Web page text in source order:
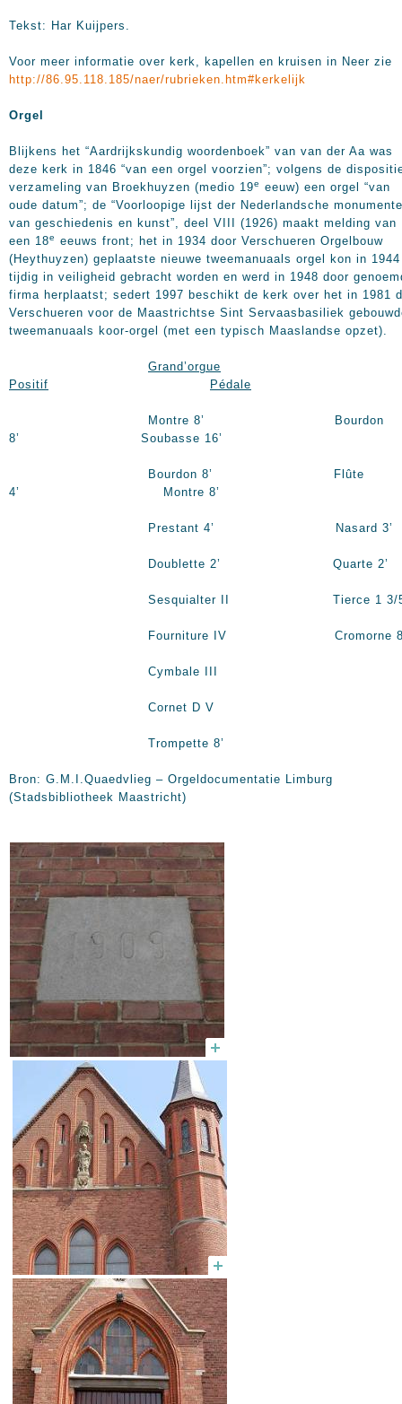
Tekst: Har Kuijpers.
Voor meer informatie over kerk, kapellen en kruisen in Neer zie
http://86.95.118.185/naer/rubrieken.htm#kerkelijk
Orgel
Blijkens het “Aardrijkskundig woordenboek” van van der Aa was
deze kerk in 1846 “van een orgel voorzien”; volgens de
verzameling van Broekhuyzen (medio 19e
eeuw) een orgel “van
oude datum”; de “Voorloopige lijst der Nederlandsche
van geschiedenis en kunst”, deel VIII (1926) maakt melding van
een 18e
eeuws front; het in 1934 door Verschueren Orgelbouw
(Heythuyzen) geplaatste nieuwe tweemanuaals orgel kon in 1944
tijdig in veiligheid gebracht worden en werd in 1948 door
firma herplaatst; sedert 1997 beschikt de kerk over het in 1981
Verschueren voor de Maastrichtse Sint Servaasbasiliek
tweemanuaals koor-orgel (met een typisch Maaslandse opzet).
Grand’orgue
Positif
Pédale
Montre 8’
Bourdon
8’
Soubasse 16’
Bourdon 8’
Flûte
4’
Montre 8’
Prestant 4’ Nasard 3’
Doublette 2’ Quarte 2’
Sesquialter II Tierce 1 3/
Fourniture IV Cromorne
Cymbale III
Cornet D V
Trompette 8’
Bron: G.M.I.Quaedvlieg – Orgeldocumentatie Limburg
(Stadsbibliotheek Maastricht)